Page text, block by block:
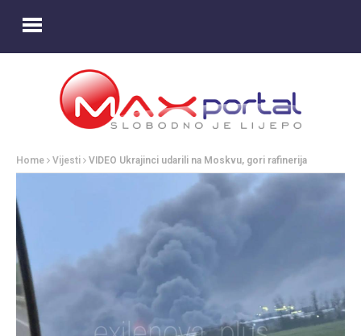
Home Vijesti VIDEO Ukrajinci udarili na Moskvu, gori rafinerija